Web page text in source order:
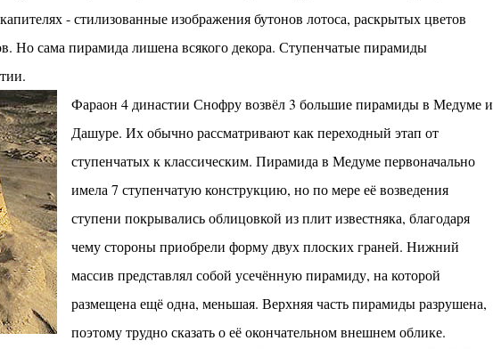
- стилизованные изображения бутонов лотоса, раскрытых цветов
Но сама пирамида лишена всякого декора. Ступенчатые пирамиды
Фараон 4 династии Снофру возвёл 3 большие пирамиды в Медуме и
Дашуре. Их обычно рассматривают как переходный этап от
ступенчатых к классическим. Пирамида в Медуме первоначально
имела 7 ступенчатую конструкцию, но по мере её возведения
ступени покрывались облицовкой из плит известняка, благодаря
чему стороны приобрели форму двух плоских граней. Нижний
массив представлял собой усечённую пирамиду, на которой
размещена ещё одна, меньшая. Верхняя часть пирамиды разрушена,
поэтому трудно сказать о её окончательном внешнем облике.